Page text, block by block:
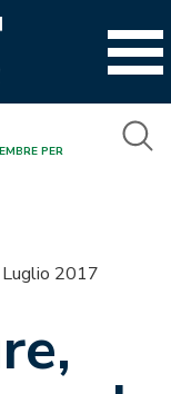
PER
2017